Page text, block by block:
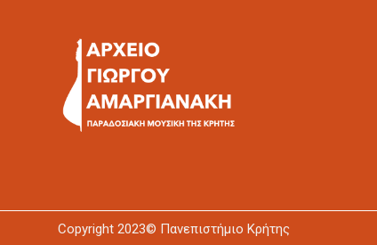
Copyright 2023© Πανεπιστήμιο Κρήτης